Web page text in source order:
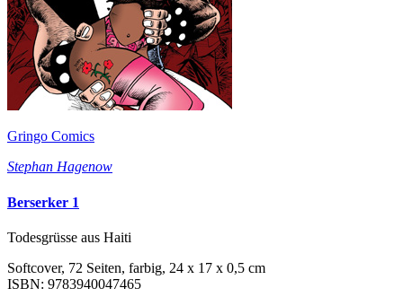
Gringo Comics
Stephan Hagenow
Berserker 1
Todesgrüsse aus Haiti
Softcover, 72 Seiten, farbig, 24 x 17 x 0,5 cm
ISBN: 9783940047465